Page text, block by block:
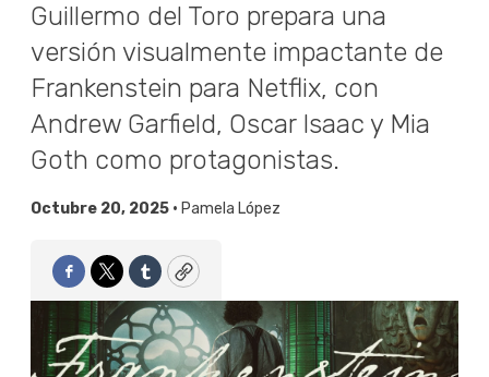
Guillermo del Toro prepara una
versión visualmente impactante de
Frankenstein para Netflix, con
Andrew Garfield, Oscar Isaac y Mia
Goth como protagonistas.
Octubre 20, 2025 • Pamela López
Facebook
TwitterTumblrCopy